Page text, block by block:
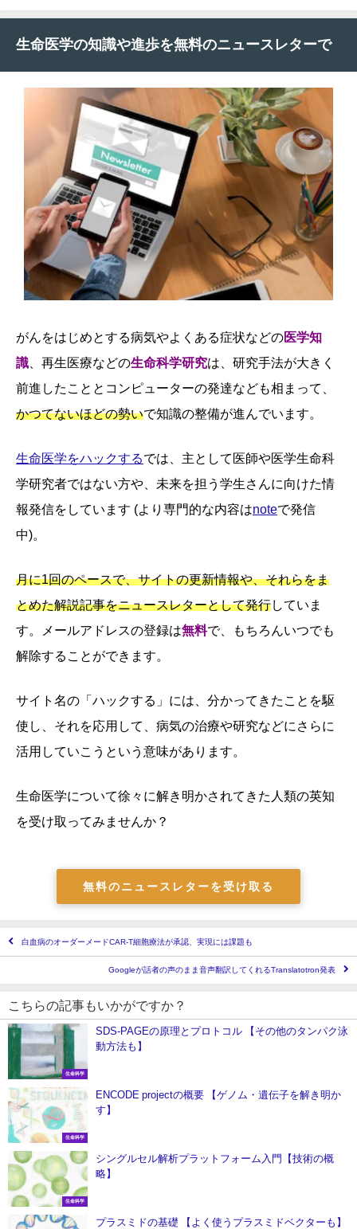
生命医学の知識や進歩を無料のニュースレターで
がんをはじめとする病気やよくある症状などの医学知
識 、再生医療などの生命科学研究は、研究手法が大きく
前進したこととコンピューターの発達なども相まって、
かつてないほどの勢いで知識の整備が進んでいます。
生命医学をハックするでは、主として医師や医学生命科
学研究者ではない方や、未来を担う学生さんに向けた情
報発信をしています (より専門的な内容はnoteで発信
中)。
月に1回のペースで、サイトの更新情報や、それらをま
とめた解説記事をニュースレターとして発行していま
す。メールアドレスの登録は無料で、もちろんいつでも
解除することができます。
サイト名の「ハックする」には、分かってきたことを駆
使し、それを応用して、病気の治療や研究などにさらに
活用していこうという意味があります。
生命医学について徐々に解き明かされてきた人類の英知
を受け取ってみませんか？
無料のニュースレターを受け取る
白血病のオーダーメードCAR-T細胞療法が承認、実現には課題も
Googleが話者の声のまま音声翻訳してくれるTranslatotron発表
こちらの記事もいかがですか？
生命科学
SDS-PAGEの原理とプロトコル 【その他のタンパク泳
動方法も】
生命科学
ENCODE projectの概要 【ゲノム・遺伝子を解き明か
す】
生命科学
シングルセル解析プラットフォーム入門【技術の概
略】
プラスミドの基礎 【よく使うプラスミドベクターも】